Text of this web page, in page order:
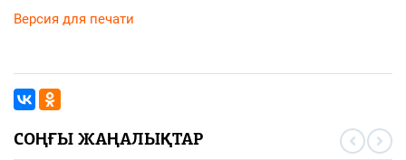
Версия для печати
СОҢҒЫ ЖАҢАЛЫҚТАР